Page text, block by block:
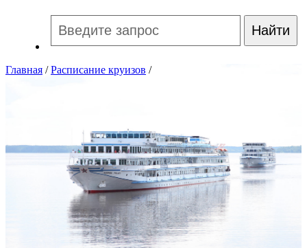
Главная /Расписание круизов /